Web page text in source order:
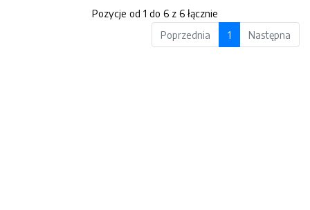
Pozycje od 1 do 6 z 6 łącznie
Poprzednia
1 Następna